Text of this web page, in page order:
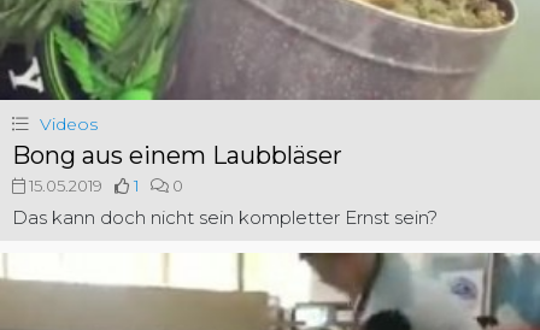
Videos
Bong aus einem Laubbläser
15.05.2019 1 0
Das kann doch nicht sein kompletter Ernst sein?